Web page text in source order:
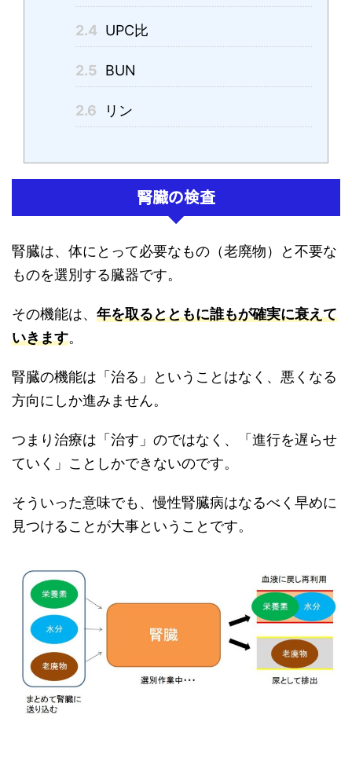
2.4 UPC比
2.5 BUN
2.6 リン
腎臓の検査
腎臓は、体にとって必要なもの（老廃物）と不要な
ものを選別する臓器です。
その機能は、 年を取るとともに誰もが確実に衰えて
いきます。
腎臓の機能は「治る」ということはなく、悪くなる
方向にしか進みません。
つまり治療は「治す」のではなく、「進行を遅らせ
ていく」ことしかできないのです。
そういった意味でも、慢性腎臓病はなるべく早めに
見つけることが大事ということです。